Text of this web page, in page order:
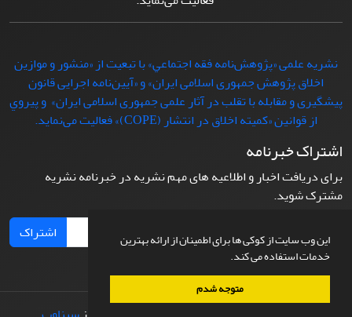
این وب سایت از کوکی ها برای اطمینان از ارائه بهترین
خدمات استفاده می کند.
متوجه شدم
نشریه علمی «پژوهش‌نامه فقه اجتماعي» با تبعيت از «منشور و موازین
اخلاق پژوهش جمهوری اسلامی ایران» و «آیین‌نامه اجرایی قانون
پیشگیری و مقابله با تقلب در آثار علمی جمهوری اسلامی ایران» و پيروي
از قوانين «کمیته اخلاق در انتشار (COPE)» فعاليت می‌نماید.
اشتراک خبرنامه
برای دریافت اخبار و اطلاعیه های مهم نشریه در خبرنامه نشریه
مشترک شوید.
اشتراک